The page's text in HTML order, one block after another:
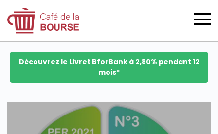
se connecter
Découvrez le Livret BforBank à 2,80% pendant 12
mois*